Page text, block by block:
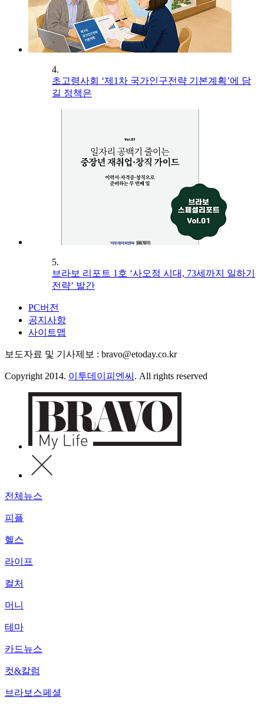
4.
초고령사회 ‘제1차 국가인구전략 기본계획’에 담
길 정책은
5.
브라보 리포트 1호 ‘사오정 시대, 73세까지 일하기
전략’ 발간
PC버전
공지사항
사이트맵
보도자료 및 기사제보 : bravo@etoday.co.kr
Copyright 2014. 이투데이피엔씨 . All rights reserved
전체뉴스
피플
헬스
라이프
컬처
머니
테마
카드뉴스
컷&칼럼
브라보스페셜